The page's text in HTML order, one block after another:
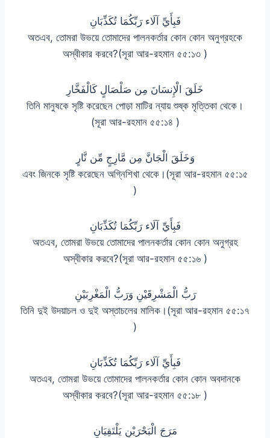
فَبِأَيِّ آلَاء رَبِّكُمَا تُكَذِّبَانِ
অতএব, তোমরা উভয়ে তোমাদের পালনকর্তার কোন কোন অনুগ্রহকে
অস্বীকার করবে?(সূরা আর-রহমান ৫৫:১৩ )
خَلَقَ الْإِنسَانَ مِن صَلْصَالٍ كَالْفَخَّارِ
তিনি মানুষকে সৃষ্টি করেছেন পোড়া মাটির ন্যায় শুষ্ক মৃত্তিকা থেকে।
(সূরা আর-রহমান ৫৫:১৪ )
وَخَلَقَ الْجَانَّ مِن مَّارِجٍ مِّن نَّارٍ
এবং জিনকে সৃষ্টি করেছেন অগ্নিশিখা থেকে।(সূরা আর-রহমান ৫৫:১৫
)
فَبِأَيِّ آلَاء رَبِّكُمَا تُكَذِّبَانِ
অতএব, তোমরা উভয়ে তোমাদের পালনকর্তার কোন কোন অনুগ্রহ
অস্বীকার করবে?(সূরা আর-রহমান ৫৫:১৬ )
رَبُّ الْمَشْرِقَيْنِ وَرَبُّ الْمَغْرِبَيْنِ
তিনি দুই উদয়াচল ও দুই অস্তাচলের মালিক।(সূরা আর-রহমান ৫৫:১৭
)
فَبِأَيِّ آلَاء رَبِّكُمَا تُكَذِّبَانِ
অতএব, তোমরা উভয়ে তোমাদের পালনকর্তার কোন কোন অবদানকে
অস্বীকার করবে?(সূরা আর-রহমান ৫৫:১৮ )
مَرَجَ الْبَحْرَيْنِ يَلْتَقِيَانِ